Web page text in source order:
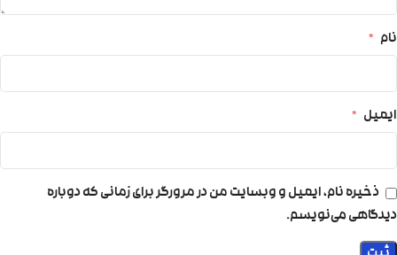
نام *
ایمیل *
ذخیره نام، ایمیل و وبسایت من در مرورگر برای زمانی که دوباره
دیدگاهی می‌نویسم.